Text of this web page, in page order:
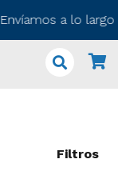
a lo
Filtros